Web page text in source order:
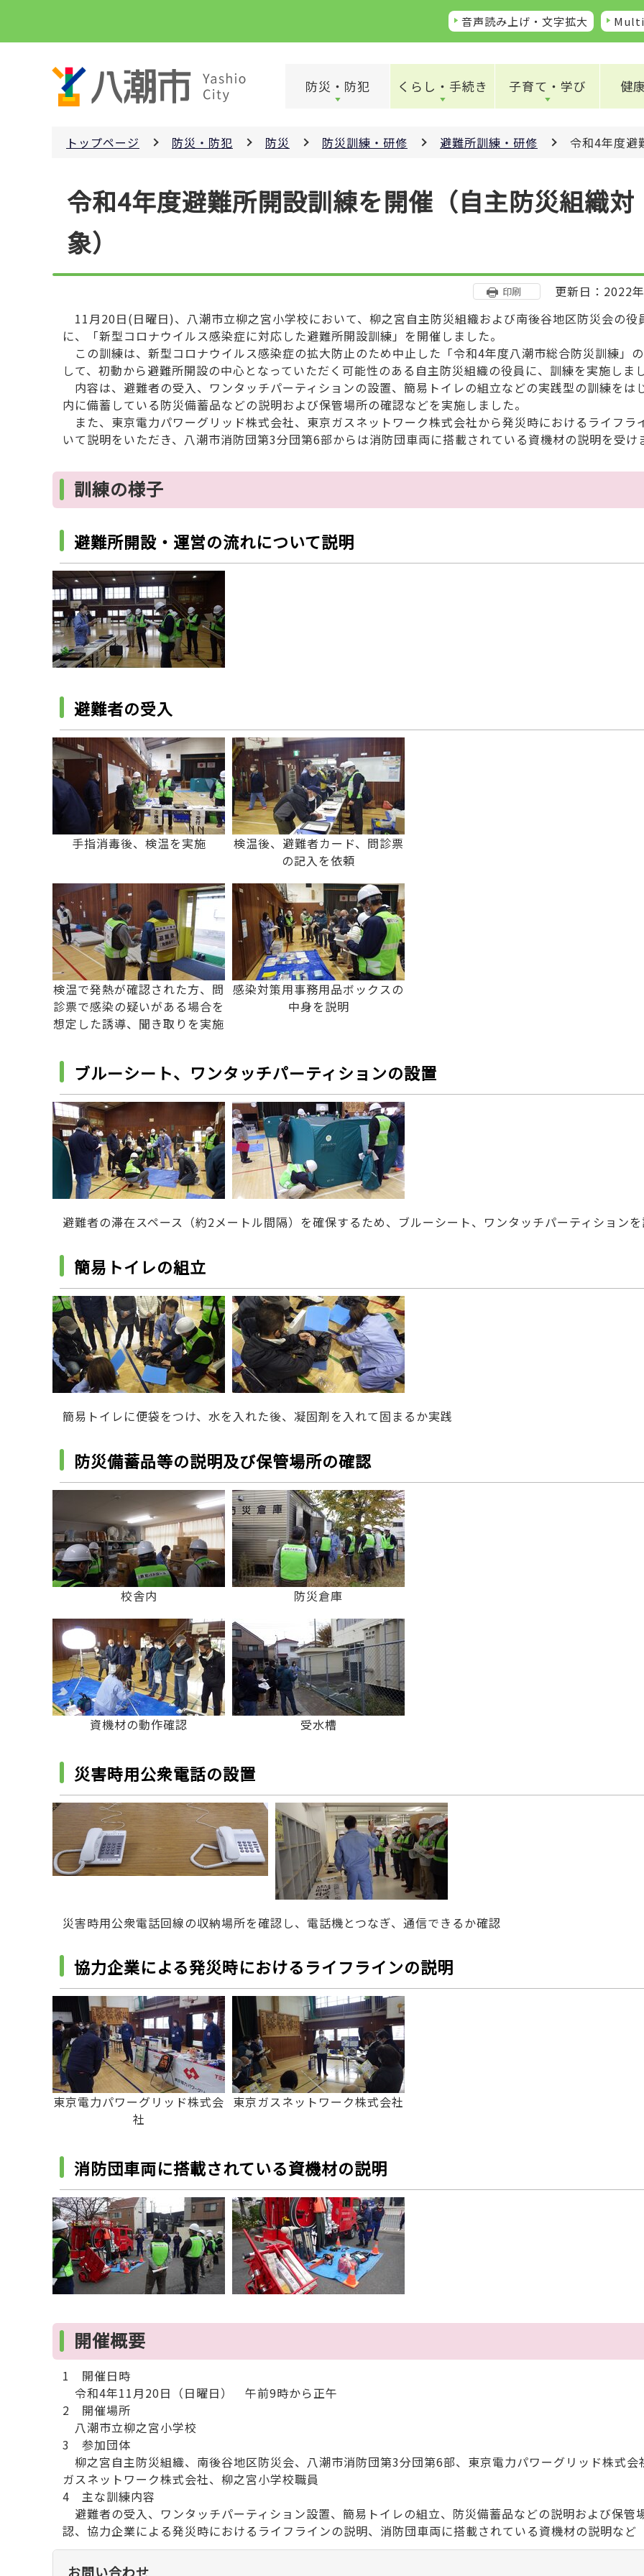
ペ
音声読み上げ・文字拡大
防災・防犯 くらし・手続き 子育て・学び 健
トップページ 防災・防犯 防災 防災訓練・研修 避難所訓練・研修 令和4年度避
令和4年度避難所開設訓練を開催（自主防災組織対
象）
印刷
更新日：2022
11月20日(日曜日)、八潮市立柳之宮小学校において、柳之宮自主防災組織および南後谷地区防災会の役
に、「新型コロナウイルス感染症に対応した避難所開設訓練」を開催しました。
この訓練は、新型コロナウイルス感染症の拡大防止のため中止した「令和4年度八潮市総合防災訓練」
して、初動から避難所開設の中心となっていただく可能性のある自主防災組織の役員に、訓練を実施しま
内容は、避難者の受入、ワンタッチパーティションの設置、簡易トイレの組立などの実践型の訓練をは
内に備蓄している防災備蓄品などの説明および保管場所の確認などを実施しました。
また、東京電力パワーグリッド株式会社、東京ガスネットワーク株式会社から発災時におけるライフラ
いて説明をいただき、八潮市消防団第3分団第6部からは消防団車両に搭載されている資機材の説明を受け
訓練の様子
避難所開設・運営の流れについて説明
避難者の受入
手指消毒後、検温を実施
検温後、避難者カード、問診票
の記入を依頼
検温で発熱が確認された方、問
診票で感染の疑いがある場合を
想定した誘導、聞き取りを実施
感染対策用事務用品ボックスの
中身を説明
ブルーシート、ワンタッチパーティションの設置
避難者の滞在スペース（約2メートル間隔）を確保するため、ブルーシート、ワンタッチパーティション
簡易トイレの組立
簡易トイレに便袋をつけ、水を入れた後、凝固剤を入れて固まるか実践
防災備蓄品等の説明及び保管場所の確認
校舎内 防災倉庫
資機材の動作確認 受水槽
災害時用公衆電話の設置
災害時用公衆電話回線の収納場所を確認し、電話機とつなぎ、通信できるか確認
協力企業による発災時におけるライフラインの説明
東京電力パワーグリッド株式会
社
東京ガスネットワーク株式会社
消防団車両に搭載されている資機材の説明
開催概要
1 開催日時
令和4年11月20日（日曜日） 午前9時から正午
2 開催場所
八潮市立柳之宮小学校
3 参加団体
柳之宮自主防災組織、南後谷地区防災会、八潮市消防団第3分団第6部、東京電力パワーグリッド株式会
ガスネットワーク株式会社、柳之宮小学校職員
4 主な訓練内容
避難者の受入、ワンタッチパーティション設置、簡易トイレの組立、防災備蓄品などの説明および保管
認、協力企業による発災時におけるライフラインの説明、消防団車両に搭載されている資機材の説明など
お問い合わせ